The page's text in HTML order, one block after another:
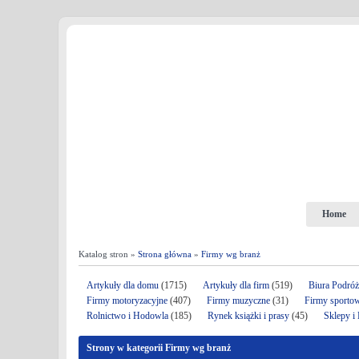
Home
Katalog stron » Strona główna » Firmy wg branż
Artykuły dla domu (1715) Artykuły dla firm (519)
Biura
Firmy motoryzacyjne (407) Firmy muzyczne (31)
Firmy
Rolnictwo i Hodowla (185) Rynek książki i prasy (45) Sklepy i
Strony w kategorii Firmy wg branż